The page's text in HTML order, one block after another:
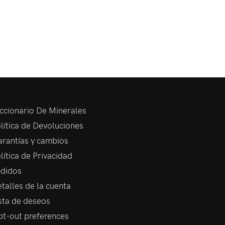
De Minerales
de Devoluciones
y cambios
de Privacidad
de la cuenta
de deseos
out preferences